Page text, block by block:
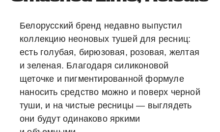
Белорусский бренд недавно выпустил
коллекцию неоновых тушей для ресниц:
есть голубая, бирюзовая, розовая, желтая
и зеленая. Благодаря силиконовой
щеточке и пигментированной формуле
наносить средство можно и поверх черной
туши, и на чистые ресницы — выглядеть
они будут одинаково яркими